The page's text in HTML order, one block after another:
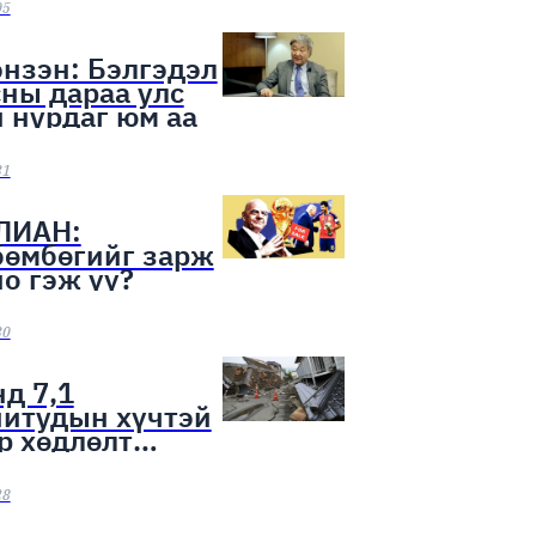
Бэлгэдэл
дараа улс
нурдаг юм аа
зарж
гэж үү?
7,1
хүчтэй
хөдлөлт